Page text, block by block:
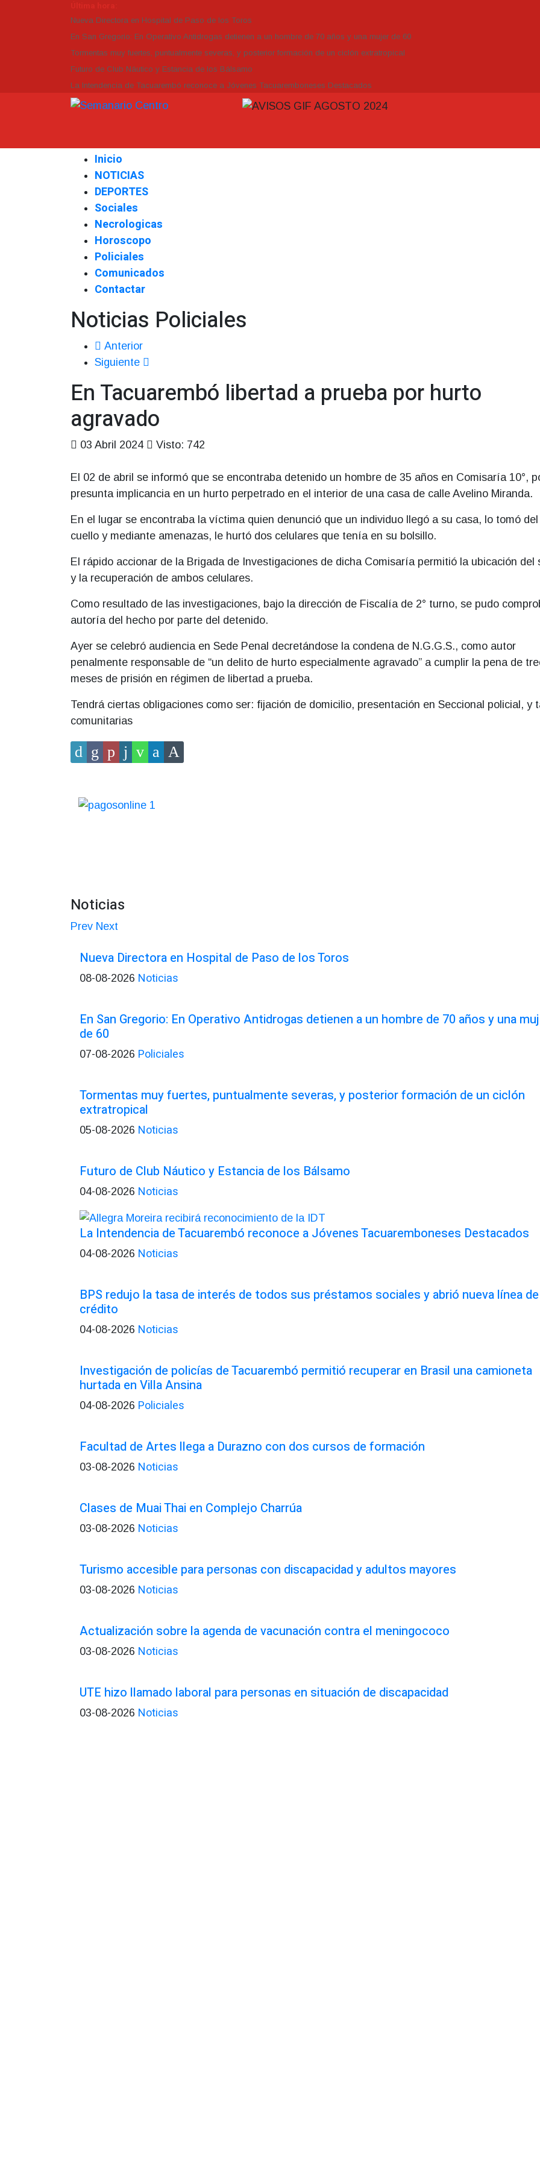
Nueva Directora en Hospital de Paso de los Toros
En San Gregorio: En Operativo Antidrogas detienen a un hombre de 70 años y una mujer de 60
Tormentas muy fuertes, puntualmente severas, y posterior formación de un ciclón extratropical
Futuro de Club Náutico y Estancia de los Bálsamo
La Intendencia de Tacuarembó reconoce a Jóvenes Tacuaremboneses Destacados
Inicio
NOTICIAS
DEPORTES
Sociales
Necrologicas
Horoscopo
Policiales
Comunicados
Contactar
Noticias Policiales
Anterior
Siguiente
En Tacuarembó libertad a prueba por hurto
agravado
03 Abril 2024 Visto: 742
El 02 de abril se informó que se encontraba detenido un hombre de 35 años en Comisaría 10°,
presunta implicancia en un hurto perpetrado en el interior de una casa de calle Avelino Miranda.
En el lugar se encontraba la víctima quien denunció que un individuo llegó a su casa, lo tomó del
cuello y mediante amenazas, le hurtó dos celulares que tenía en su bolsillo.
El rápido accionar de la Brigada de Investigaciones de dicha Comisaría permitió la ubicación del
y la recuperación de ambos celulares.
Como resultado de las investigaciones, bajo la dirección de Fiscalía de 2° turno, se pudo
autoría del hecho por parte del detenido.
Ayer se celebró audiencia en Sede Penal decretándose la condena de N.G.G.S., como autor
penalmente responsable de “un delito de hurto especialmente agravado” a cumplir la pena de
meses de prisión en régimen de libertad a prueba.
Tendrá ciertas obligaciones como ser: fijación de domicilio, presentación en Seccional policial, y
comunitarias
Noticias
Prev Next
Nueva Directora en Hospital de Paso de los Toros
08-08-2026 Noticias
En San Gregorio: En Operativo Antidrogas detienen a un hombre de 70 años y una
de 60
07-08-2026 Policiales
Tormentas muy fuertes, puntualmente severas, y posterior formación de un ciclón
extratropical
05-08-2026 Noticias
Futuro de Club Náutico y Estancia de los Bálsamo
04-08-2026 Noticias
La Intendencia de Tacuarembó reconoce a Jóvenes Tacuaremboneses Destacados
04-08-2026 Noticias
BPS redujo la tasa de interés de todos sus préstamos sociales y abrió nueva línea de
crédito
04-08-2026 Noticias
Investigación de policías de Tacuarembó permitió recuperar en Brasil una camioneta
hurtada en Villa Ansina
04-08-2026 Policiales
Facultad de Artes llega a Durazno con dos cursos de formación
03-08-2026 Noticias
Clases de Muai Thai en Complejo Charrúa
03-08-2026 Noticias
Turismo accesible para personas con discapacidad y adultos mayores
03-08-2026 Noticias
Actualización sobre la agenda de vacunación contra el meningococo
03-08-2026 Noticias
UTE hizo llamado laboral para personas en situación de discapacidad
03-08-2026 Noticias